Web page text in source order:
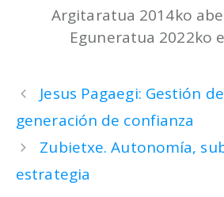
Eguneratua 2022ko
Argitaratua 2014ko
Jesus Pagaegi: Gestión
generación de confianza
Zubietxe. Autonomía,
estrategia